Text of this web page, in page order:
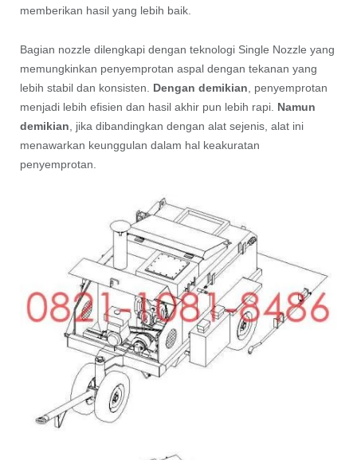
memberikan hasil yang lebih baik.
Bagian nozzle dilengkapi dengan teknologi Single Nozzle yang
memungkinkan penyemprotan aspal dengan tekanan yang
lebih stabil dan konsisten. Dengan demikian , penyemprotan
menjadi lebih efisien dan hasil akhir pun lebih rapi. Namun
demikian , jika dibandingkan dengan alat sejenis, alat ini
menawarkan keunggulan dalam hal keakuratan
penyemprotan.